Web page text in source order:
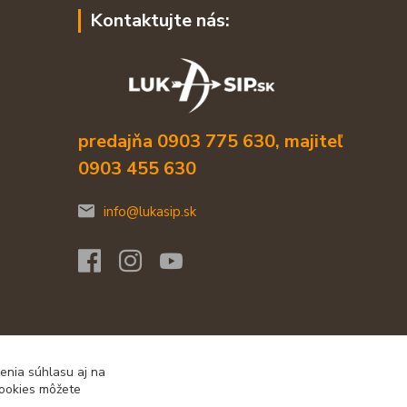
Kontaktujte nás:
predajňa 0903 775 630, majiteľ
0903 455 630
info@lukasip.sk
súhlasu aj na
môžete